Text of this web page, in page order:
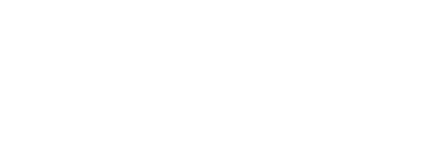
uvedené vybavení)